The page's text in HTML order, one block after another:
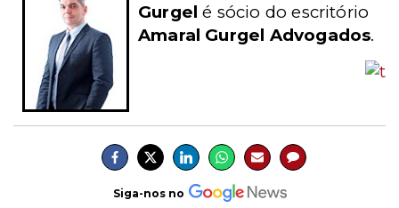
Gurgel é sócio do escritório
Amaral Gurgel Advogados.
Siga-nos no